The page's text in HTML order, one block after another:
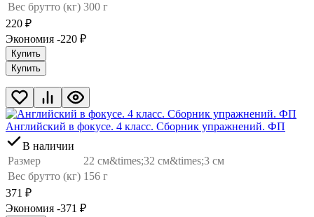
Вес брутто (кг) 300 г
220 ₽
Экономия -220 ₽
Купить
Купить
Английский в фокусе. 4 класс. Сборник упражнений. ФП
В наличии
Размер
22 см&times;32 см&times;3 см
Вес брутто (кг) 156 г
371 ₽
Экономия -371 ₽